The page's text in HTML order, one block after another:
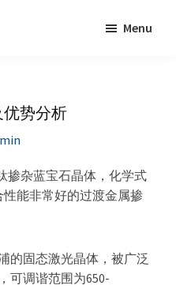
Menu
势分析
掺杂蓝宝石晶体，化学式
能非常好的过渡金属掺
的固态激光晶体，被广泛
可调谐范围为650-